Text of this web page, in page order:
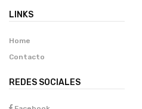
LINKS
Home
Contacto
REDES SOCIALES